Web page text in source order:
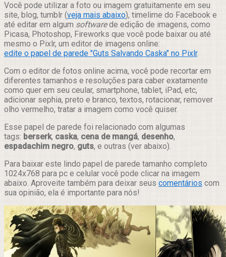
Você pode utilizar a foto ou imagem gratuitamente em seu
site, blog, tumblr (veja mais abaixo), timelime do Facebook e
até editar em algum softwarede edição de imagens, como
Picasa, Photoshop, Fireworks que você pode baixar ou até
mesmo o Pixlr, um editor de imagens online:
edite o papel de parede "Guts Salvando Caska" no Pixlr.
Com o editor de fotos online acima, você pode recortar em
diferentes tamanhos e resoluções para caber exatamente
como quer em seu ceular, smartphone, tablet, iPad, etc,
adicionar sephia, preto e branco, textos, rotacionar, remover
olho vermelho, tratar a imagem como você quiser.
Esse papel de parede foi relacionado com algumas
tags: berserk, caska, cena de mangá, desenho,
espadachim negro, guts, e outras (ver abaixo).
Para baixar este lindo papel de parede tamanho completo
1024x768 para pc e celular você pode clicar na imagem
abaixo. Aproveite também para deixar seus comentários com
sua opinião, ela é importante para nós!